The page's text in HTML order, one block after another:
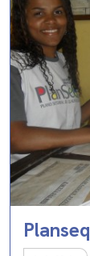
Planseq